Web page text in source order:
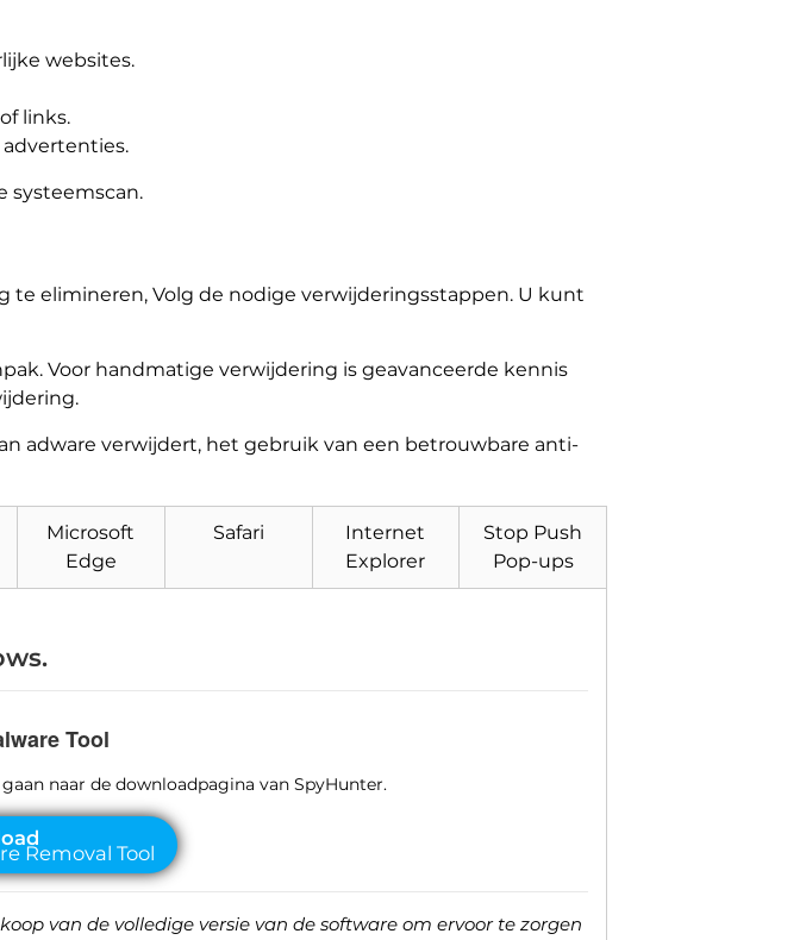
websites.
links.
systeemscan.
elimineren, Volg de nodige verwijderingsstappen. U kunt
Voor handmatige verwijdering is geavanceerde kennis
adware verwijdert, het gebruik van een betrouwbare anti-
Microsoft
Edge
Safari
Internet
Explorer
Stop Push
Pop-ups
.
Tool
naar de downloadpagina van SpyHunter.
Tool
van de volledige versie van de software om ervoor te zorgen